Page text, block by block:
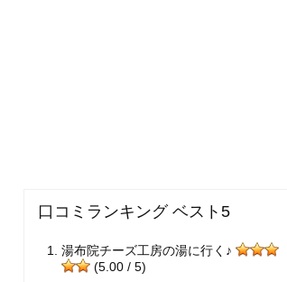
口コミランキング ベスト5
湯布院チーズ工房の湯に行く♪
(5.00 / 5)